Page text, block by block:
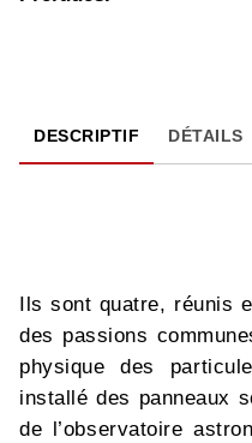
DESCRIPTIF DÉTAILS
Ils sont quatre, réunis
des passions
physique des
installé des panneaux
de l’observatoire